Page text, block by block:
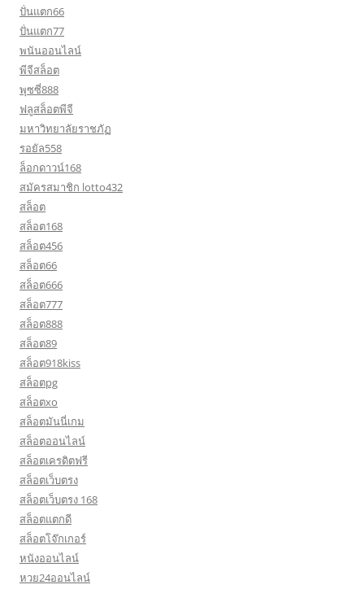
ปั่นแตก66
ปั่นแตก77
พนันออนไลน์
พีจีสล็อต
พุซซี่888
ฟลูสล็อตพีจี
มหาวิทยาลัยราชภัฏ
รอยัล558
ล็อกดาวน์168
สมัครสมาชิก lotto432
สล็อต
สล็อต168
สล็อต456
สล็อต66
สล็อต666
สล็อต777
สล็อต888
สล็อต89
สล็อต918kiss
สล็อตpg
สล็อตxo
สล็อตมันนี่เกม
สล็อตออนไลน์
สล็อตเครดิตฟรี
สล็อตเว็บตรง
สล็อตเว็บตรง 168
สล็อตแตกดี
สล็อตโจ๊กเกอร์
หนังออนไลน์
หวย24ออนไลน์